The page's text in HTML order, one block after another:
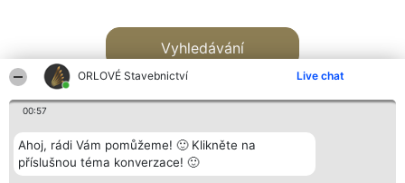
ORLOVÉ Stavebnictví Live chat
00:57
Ahoj, rádi Vám pomůžeme! 🙂 Klikněte na
příslušnou téma konverzace! 🙂
Vyhledávání